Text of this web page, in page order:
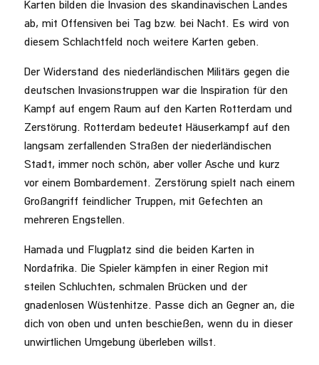
Karten bilden die Invasion des skandinavischen Landes
ab, mit Offensiven bei Tag bzw. bei Nacht. Es wird von
diesem Schlachtfeld noch weitere Karten geben.
Der Widerstand des niederländischen Militärs gegen die
deutschen Invasionstruppen war die Inspiration für den
Kampf auf engem Raum auf den Karten Rotterdam und
Zerstörung. Rotterdam bedeutet Häuserkampf auf den
langsam zerfallenden Straßen der niederländischen
Stadt, immer noch schön, aber voller Asche und kurz
vor einem Bombardement. Zerstörung spielt nach einem
Großangriff feindlicher Truppen, mit Gefechten an
mehreren Engstellen.
Hamada und Flugplatz sind die beiden Karten in
Nordafrika. Die Spieler kämpfen in einer Region mit
steilen Schluchten, schmalen Brücken und der
gnadenlosen Wüstenhitze. Passe dich an Gegner an, die
dich von oben und unten beschießen, wenn du in dieser
unwirtlichen Umgebung überleben willst.